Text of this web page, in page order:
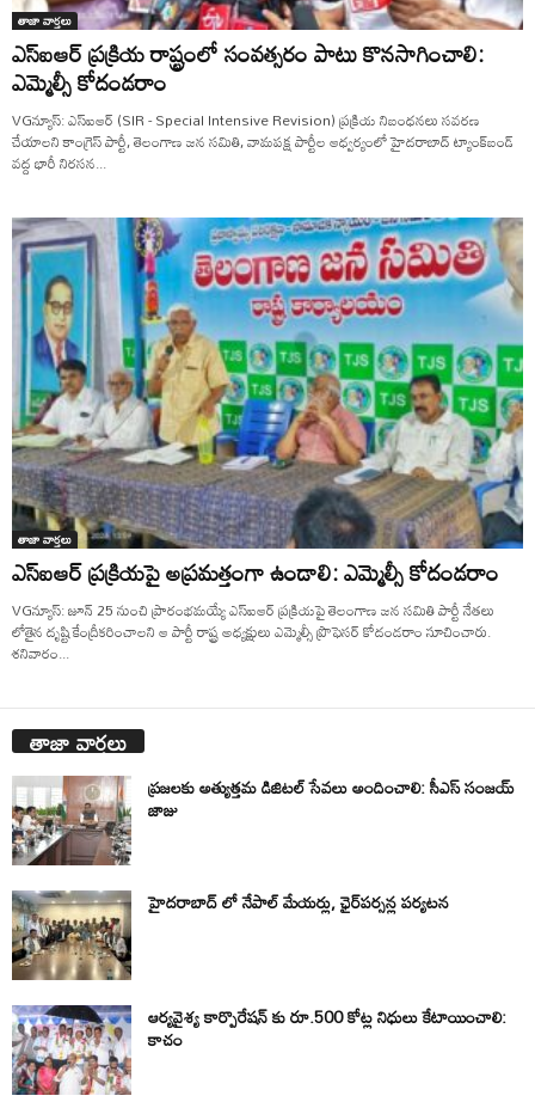
తాజా వార్తలు
ఎస్ఐఆర్ ప్రక్రియ రాష్ట్రంలో సంవత్సరం పాటు కొనసాగించాలి:
ఎమ్మెల్సీ కోదండరాం
VGన్యూస్: ఎస్ఐఆర్ (SIR - Special Intensive Revision) ప్రక్రియ నిబంధనలు సవరణ
చేయాలని కాంగ్రెస్ పార్టీ, తెలంగాణ జన సమితి, వామపక్ష పార్టీల ఆధ్వర్యంలో హైదరాబాద్ ట్యాంక్‌బండ్
వద్ద భారీ నిరసన...
తాజా వార్తలు
ఎస్‌ఐఆర్ ప్రక్రియపై అప్రమత్తంగా ఉండాలి: ఎమ్మెల్సీ కోదండరాం
VGన్యూస్: జూన్ 25 నుంచి ప్రారంభమయ్యే ఎస్‌ఐఆర్ ప్రక్రియపై తెలంగాణ జన సమితి పార్టీ నేతలు
లోతైన దృష్టి కేంద్రీకరించాలని ఆ పార్టీ రాష్ట్ర అధ్యక్షులు ఎమ్మెల్సీ ప్రొఫెసర్ కోదండరాం సూచించారు.
శనివారం...
తాజా వార్తలు
ప్రజలకు అత్యుత్తమ డిజిటల్ సేవలు అందించాలి: సీఎస్ సంజయ్
జాజు
హైదరాబాద్ లో నేపాల్ మేయర్లు, ఛైర్‌పర్సన్ల పర్యటన
ఆర్యవైశ్య కార్పొరేషన్ కు రూ.500 కోట్ల నిధులు కేటాయించాలి:
కాచం